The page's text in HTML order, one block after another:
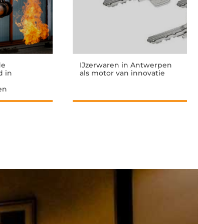
in
IJzerwaren in Antwerpen
als motor van innovatie